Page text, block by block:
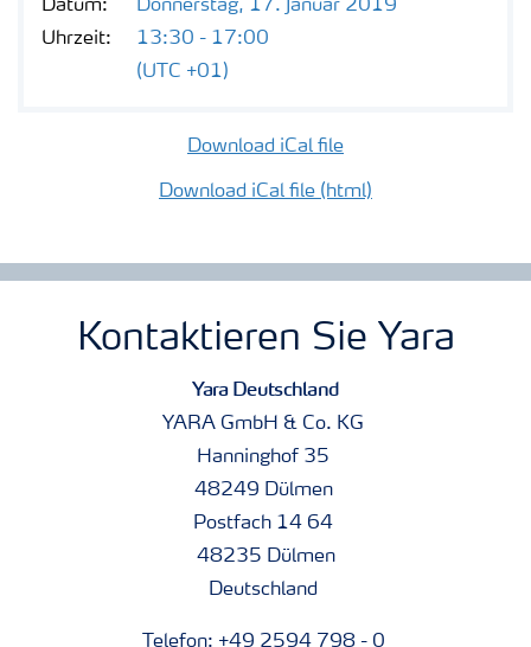
Datum:
Donnerstag, 17. Januar 2019
Uhrzeit:
13:30 - 17:00
(UTC +01)
Download iCal file
Download iCal file (html)
Kontaktieren Sie Yara
Yara Deutschland
YARA GmbH & Co. KG
Hanninghof 35
48249 Dülmen
Postfach 14 64
48235 Dülmen
Deutschland
Telefon: +49 2594 798 - 0